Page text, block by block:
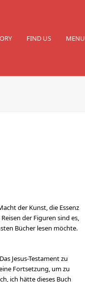
FIND US MENU
der Kunst, die Essenz
der Figuren sind es,
Bücher lesen möchte.
Jesus-Testament zu
Fortsetzung, um zu
ich hätte dieses Buch